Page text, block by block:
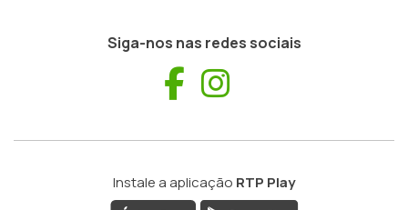
Siga-nos nas redes sociais
Facebook
Instale a aplicação RTP Play